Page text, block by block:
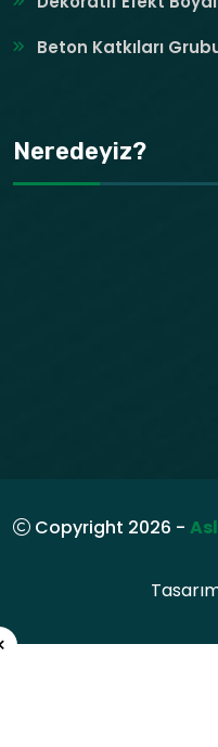
Beton Katkıları
Neredeyiz?
Copyright 2026 -